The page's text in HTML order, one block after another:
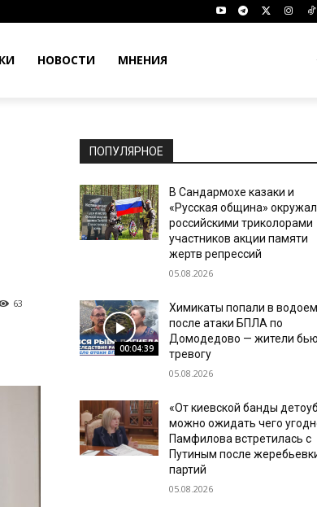
НОВОСТИ МНЕНИЯ
63
ПОПУЛЯРНОЕ
В Сандармохе казаки и
«Русская община»
российскими триколорами
участников акции памяти
жертв репрессий
05.08.2026
00:04:39
Химикаты попали в
после атаки БПЛА по
Домодедово — жители
тревогу
05.08.2026
«От киевской банды
можно ожидать чего
Памфилова встретилась с
Путиным после
партий
05.08.2026